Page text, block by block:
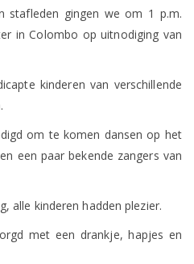
Colombo
27-
stafleden gingen we om 1 p.m.
in Colombo op uitnodiging van
kinderen van verschillende
om te komen dansen op het
een paar bekende zangers van
alle kinderen hadden plezier.
met een drankje, hapjes en